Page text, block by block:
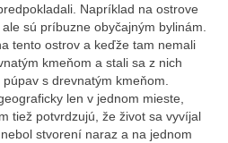
Napríklad na ostrove
sú príbuzne obyčajným bylinám.
tento ostrov a keďže tam nemali
kmeňom a stali sa z nich
s drevnatým kmeňom.
len v jednom mieste,
tiež potvrdzujú, že život sa vyvíjal
stvorení naraz a na jednom